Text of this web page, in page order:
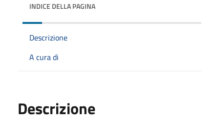
INDICE DELLA PAGINA
Descrizione
A cura di
Descrizione